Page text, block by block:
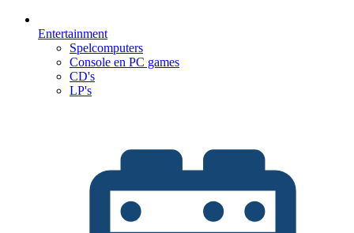
Entertainment
Spelcomputers
Console en PC games
CD's
LP's